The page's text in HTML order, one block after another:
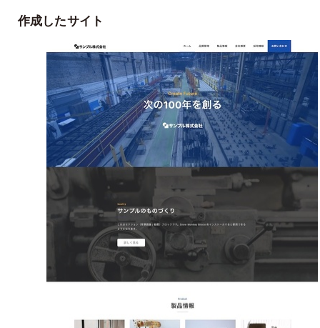
作成したサイト